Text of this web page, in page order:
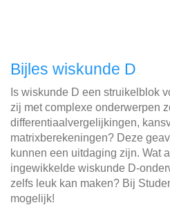
Bijles wiskunde D
Is wiskunde D een struikelblok
zij met complexe onderwerpen
differentiaalvergelijkingen,
matrixberekeningen? Deze
kunnen een uitdaging zijn. Wat
ingewikkelde wiskunde D-
zelfs leuk kan maken? Bij
mogelijk!